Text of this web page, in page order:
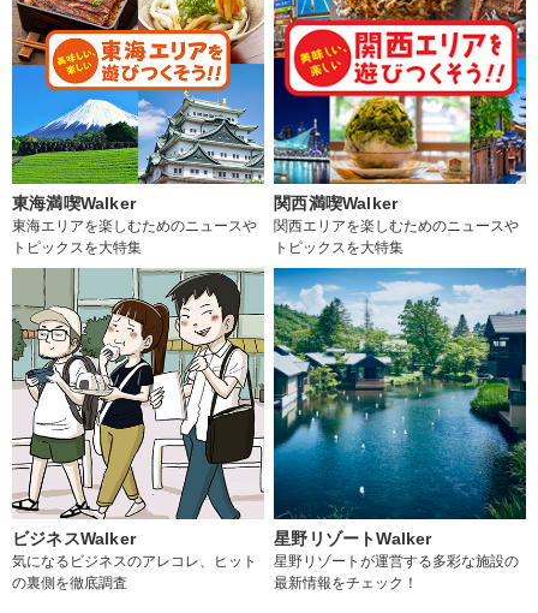
東海満喫Walker
東海エリアを楽しむためのニュースや
トピックスを大特集
関西満喫Walker
関西エリアを楽しむためのニュースや
トピックスを大特集
ビジネスWalker
気になるビジネスのアレコレ、ヒット
の裏側を徹底調査
星野リゾートWalker
星野リゾートが運営する多彩な施設の
最新情報をチェック！